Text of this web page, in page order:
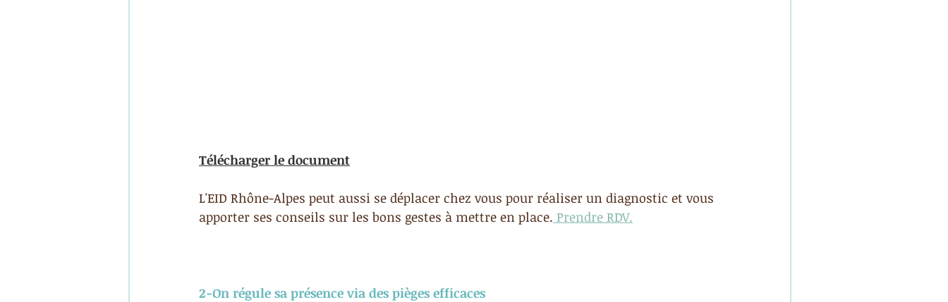
Télécharger le document
L'EID Rhône-Alpes peut aussi se déplacer chez vous pour réaliser un diagnostic et vous
apporter ses conseils sur les bons gestes à mettre en place. Prendre RDV.
2-On régule sa présence via des pièges efficaces